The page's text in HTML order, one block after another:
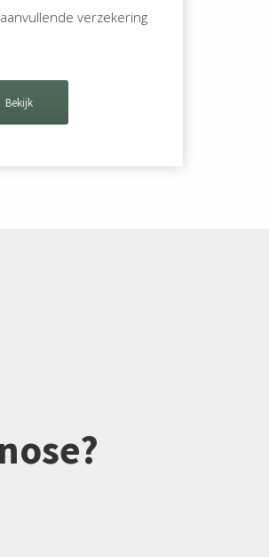
verzekering
Bekijk